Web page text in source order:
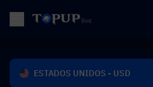
ESTADOS UNIDOS - USD